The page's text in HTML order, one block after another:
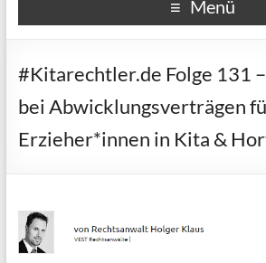
Menü
#Kitarechtler.de Folge 131
bei Abwicklungsverträgen
Erzieher*innen in Kita &